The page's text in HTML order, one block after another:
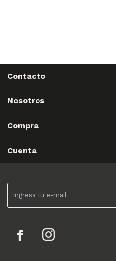
 
Contacto
Nosotros
Compra
Cuenta